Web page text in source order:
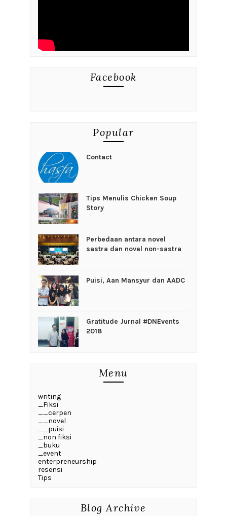
Facebook
Popular
Contact
Tips Menulis Chicken Soup
Story
Perbedaan antara novel
sastra dan novel non-sastra
Puisi, Aan Mansyur dan AADC
Gratitude Jurnal #DNEvents
2018
Menu
writing
_Fiksi
__cerpen
__novel
__puisi
_non fiksi
_buku
_event
enterpreneurship
resensi
Tips
Blog Archive